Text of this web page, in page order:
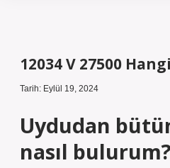
12034 V 27500
Tarih: Eylül 19, 2024
Uydudan
nasıl bulurum?